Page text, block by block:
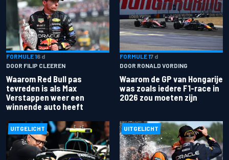
FORMULE 16 d
DOOR FILIP CLEEREN
Waarom Red Bull pas
tevreden is als Max
Verstappen weer een
winnende auto heeft
FORMULE 17 d
DOOR RONALD VORDING
Waarom de GP van Hongarije
was zoals iedere F1-race in
2026 zou moeten zijn
UITGELICHT UITGELICHT